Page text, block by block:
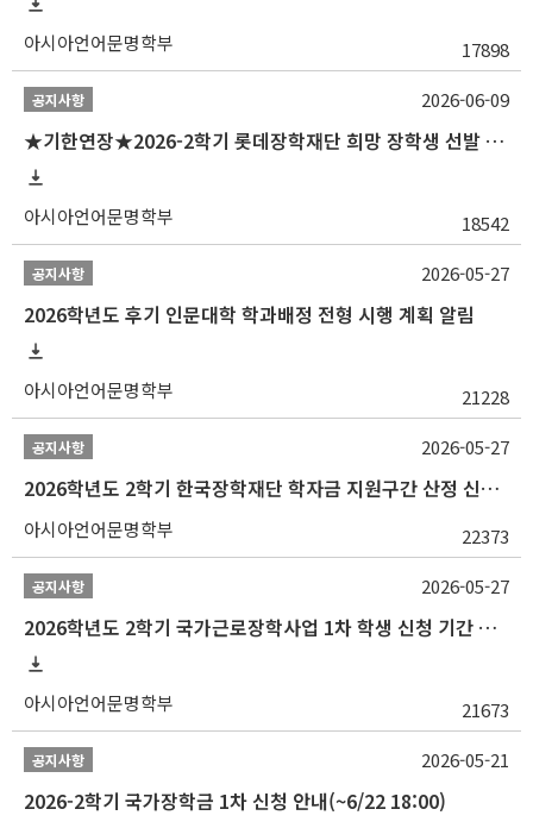
아시아언어문명학부 17898
공지사항
★기한연장★2026-2학기 롯데장학재단 희망 장학생 선발 안내(~6/15
아시아언어문명학부 18542
2026-06-09
공지사항
2026학년도 후기 인문대학 학과배정 전형 시행 계획 알림
아시아언어문명학부 21228
2026-05-27
공지사항
2026학년도 2학기 한국장학재단 학자금 지원구간 산정 신청 안내
아시아언어문명학부 22373
2026-05-27
공지사항
2026학년도 2학기 국가근로장학사업 1차 학생 신청 기간 안내
아시아언어문명학부 21673
2026-05-27
공지사항
2026-2학기 국가장학금 1차 신청 안내(~6/22 18:00)
2026-05-21